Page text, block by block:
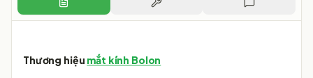
Thương hiệu mắt kính Bolon